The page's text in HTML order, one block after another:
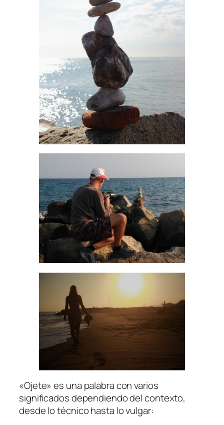
«Ojete» es una palabra con varios
significados dependiendo del contexto,
desde lo técnico hasta lo vulgar: